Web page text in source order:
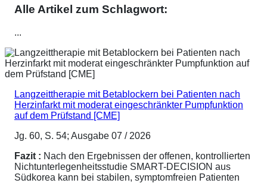
Alle Artikel zum Schlagwort:
...
Langzeittherapie mit Betablockern bei Patienten nach
Herzinfarkt mit moderat eingeschränkter Pumpfunktion
auf dem Prüfstand [CME]
Jg. 60, S. 54; Ausgabe 07 / 2026
Fazit : Nach den Ergebnissen der offenen, kontrollierten
Nichtunterlegenheitsstudie SMART-DECISION aus
Südkorea kann bei stabilen, symptomfreien Patienten